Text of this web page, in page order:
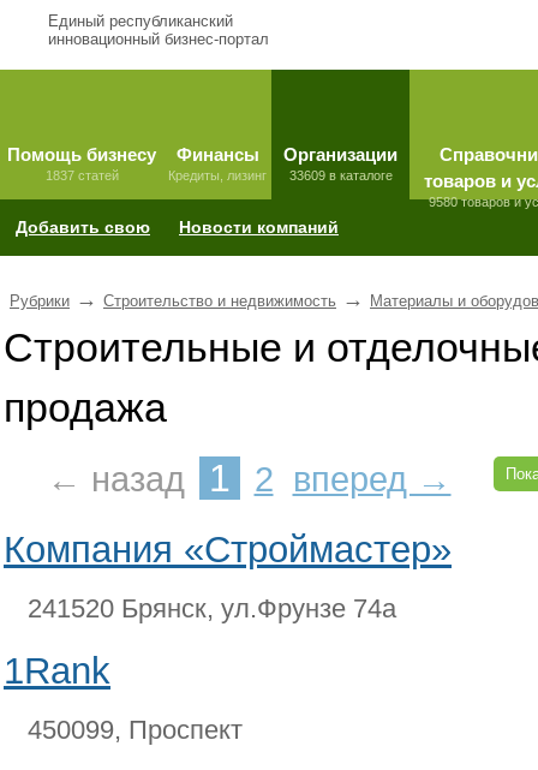
Единый республиканский
инновационный бизнес-портал
Помощь бизнесу
1837 статей
Финансы
Кредиты, лизинг
Организации
33609 в каталоге
товаров и
9580 товаров и
Добавить свою Новости компаний
Рубрики → Строительство и недвижимость → Материалы и
Строительные и
продажа
← назад 1 2 вперед →
Компания «Строймастер»
241520 Брянск, ул.Фрунзе 74а
1Rank
450099, Проспект